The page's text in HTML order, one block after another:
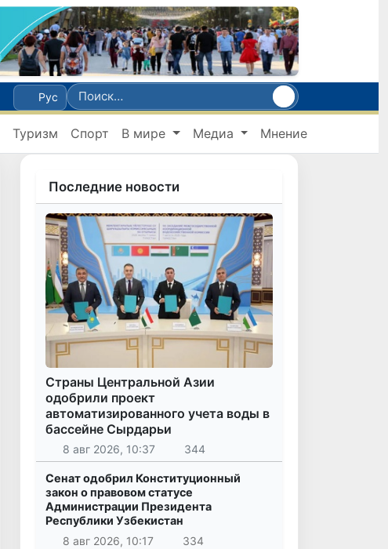
Рус
Туризм Спорт В мире Медиа Мнение
Последние новости
Страны Центральной Азии
одобрили проект
автоматизированного учета воды в
бассейне Сырдарьи
8 авг 2026, 10:37 344
Сенат одобрил Конституционный
закон о правовом статусе
Администрации Президента
Республики Узбекистан
8 авг 2026, 10:17
334